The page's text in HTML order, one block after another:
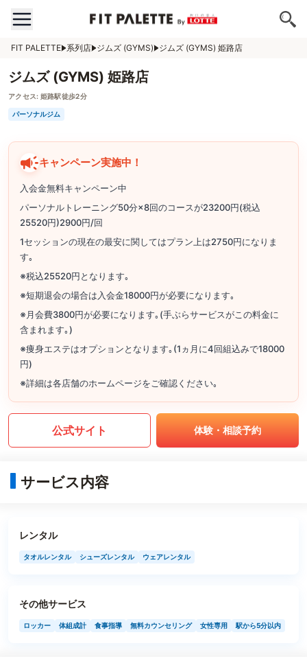
FIT PALETTE 系列店 ジムズ (GYMS) ジムズ (GYMS) 姫路店
ジムズ (GYMS) 姫路店
アクセス: 姫路駅徒歩2分
パーソナルジム
キャンペーン実施中！
入会金無料キャンペーン中
パーソナルトレーニング50分×8回のコースが23200円(税込
25520円)2900円/回
1セッションの現在の最安に関してはプラン上は2750円になりま
す｡
※税込25520円となります｡
※短期退会の場合は入会金18000円が必要になります｡
※月会費3800円が必要になります｡(手ぶらサービスがこの料金に
含まれます｡)
※痩身エステはオプションとなります｡(1ヵ月に4回組込みで18000
円)
※詳細は各店舗のホームページをご確認ください｡
公式サイト 体験・相談予約
サービス内容
レンタル
タオルレンタル シューズレンタル ウェアレンタル
その他サービス
ロッカー 体組成計 食事指導 無料カウンセリング 女性専用 駅から5分以内